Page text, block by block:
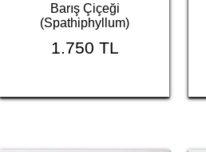
Barış Çiçeği
(Spathiphyllum)
1.750 TL